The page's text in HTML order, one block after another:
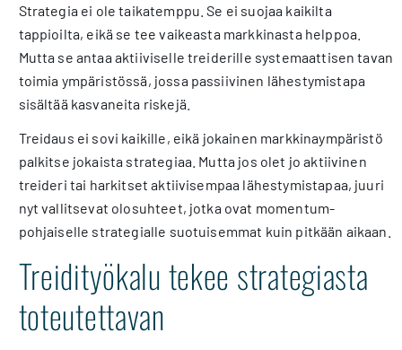
Strategia ei ole taikatemppu. Se ei suojaa kaikilta
tappioilta, eikä se tee vaikeasta markkinasta helppoa.
Mutta se antaa aktiiviselle treiderille systemaattisen tavan
toimia ympäristössä, jossa passiivinen lähestymistapa
sisältää kasvaneita riskejä.
Treidaus ei sovi kaikille, eikä jokainen markkinaympäristö
palkitse jokaista strategiaa. Mutta jos olet jo aktiivinen
treideri tai harkitset aktiivisempaa lähestymistapaa, juuri
nyt vallitsevat olosuhteet, jotka ovat momentum-
pohjaiselle strategialle suotuisemmat kuin pitkään aikaan.
Treidityökalu tekee strategiasta
toteutettavan